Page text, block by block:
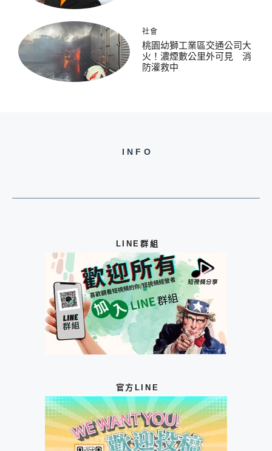
社會
桃園幼獅工業區交通公司大
火！濃煙數公里外可見 消
防灌救中
INFO
LINE群組
官方LINE